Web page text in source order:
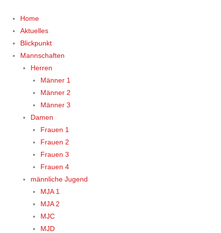
Inhalt
springen
Home
Aktuelles
Blickpunkt
Mannschaften
Herren
Männer 1
Männer 2
Männer 3
Damen
Frauen 1
Frauen 2
Frauen 3
Frauen 4
männliche Jugend
MJA 1
MJA 2
MJC
MJD